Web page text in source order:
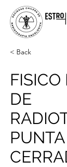
< Back
DE